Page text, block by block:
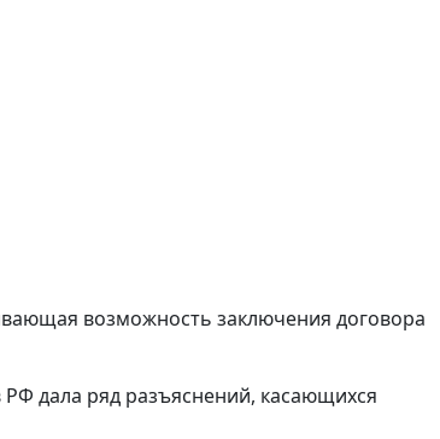
возможность заключения договора
дала ряд разъяснений, касающихся